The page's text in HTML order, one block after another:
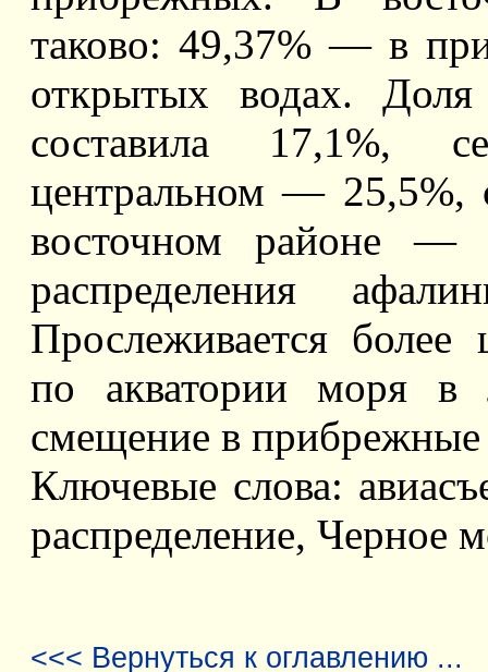
таково: 49,37% — в
открытых водах.
составила 17,1%,
центральном — 25,5%,
восточном районе —
распределения
Прослеживается более
по акватории моря в
смещение в
Ключевые слова:
распределение, Черное
<<< Вернуться к оглавлению ...